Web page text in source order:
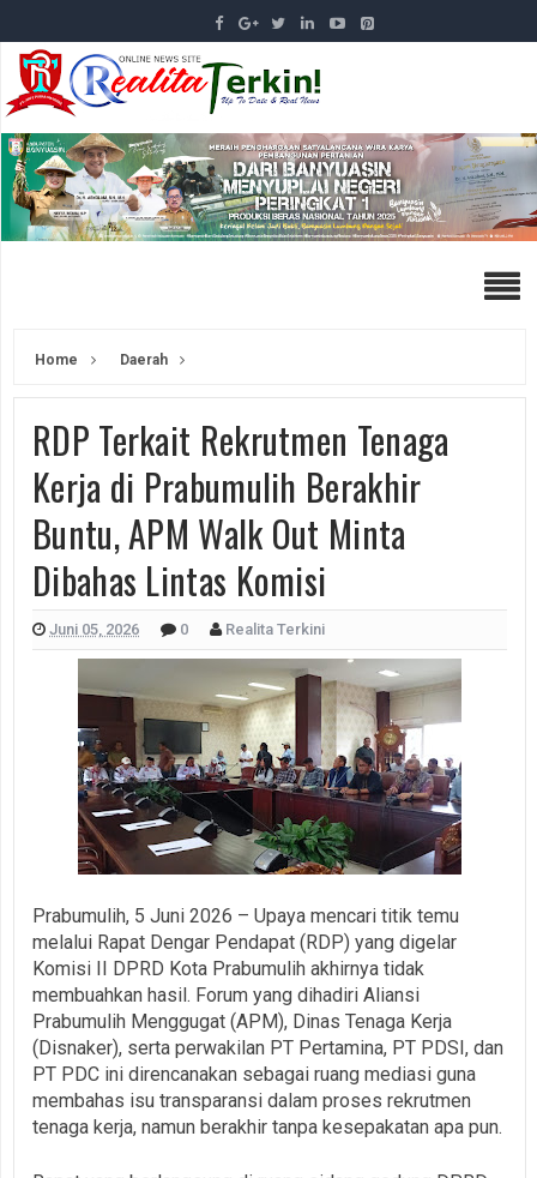
Home Daerah
RDP Terkait Rekrutmen Tenaga
Kerja di Prabumulih Berakhir
Buntu, APM Walk Out Minta
Dibahas Lintas Komisi
Juni 05, 2026 0 Realita Terkini
Prabumulih, 5 Juni 2026 – Upaya mencari titik temu
melalui Rapat Dengar Pendapat (RDP) yang digelar
Komisi II DPRD Kota Prabumulih akhirnya tidak
membuahkan hasil. Forum yang dihadiri Aliansi
Prabumulih Menggugat (APM), Dinas Tenaga Kerja
(Disnaker), serta perwakilan PT Pertamina, PT PDSI, dan
PT PDC ini direncanakan sebagai ruang mediasi guna
membahas isu transparansi dalam proses rekrutmen
tenaga kerja, namun berakhir tanpa kesepakatan apa pun.